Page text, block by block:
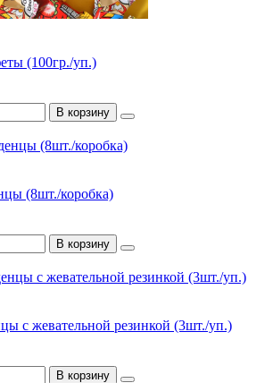
(100гр./уп.)
В корзину
(8шт./коробка)
В корзину
с жевательной резинкой (3шт./уп.)
В корзину